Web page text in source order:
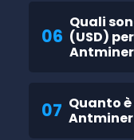
06
Quali
(USD)
Antminer
07 Quanto
Antminer